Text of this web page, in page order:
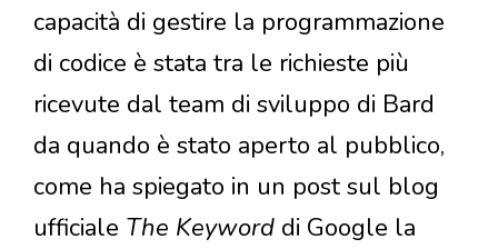
capacità di gestire la programmazione
di codice è stata tra le richieste più
ricevute dal team di sviluppo di Bard
da quando è stato aperto al pubblico,
come ha spiegato in un post sul blog
ufficiale The Keyword di Google la